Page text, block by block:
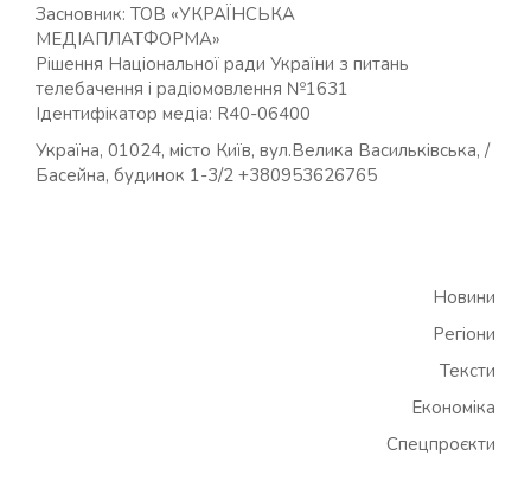
Засновник: ТОВ «УКРАЇНСЬКА
МЕДІАПЛАТФОРМА»
Рішення Національної ради України з питань
телебачення і радіомовлення №1631
Ідентифікатор медіа: R40-06400
Україна, 01024, місто Київ, вул.Велика Васильківська, /
Басейна, будинок 1-3/2 +380953626765
Новини
Регіони
Тексти
Економіка
Спецпроєкти